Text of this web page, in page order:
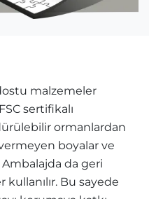
malzemeler
sertifikalı
ormanlardan
boyalar ve
da geri
Bu sayede